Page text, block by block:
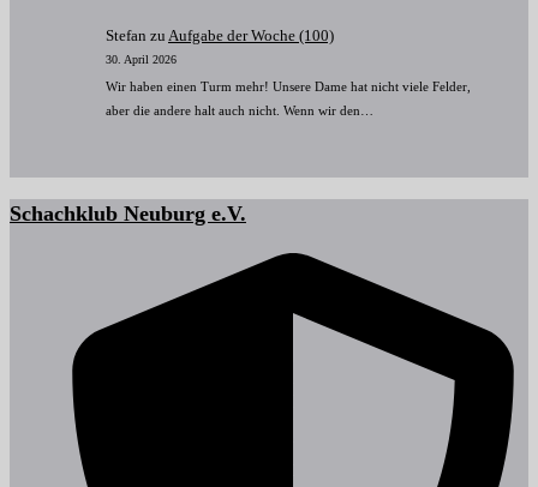
Stefan zu Aufgabe der Woche (100)
30. April 2026
Wir haben einen Turm mehr! Unsere Dame hat nicht viele Felder,
aber die andere halt auch nicht. Wenn wir den…
Schachklub Neuburg e.V.